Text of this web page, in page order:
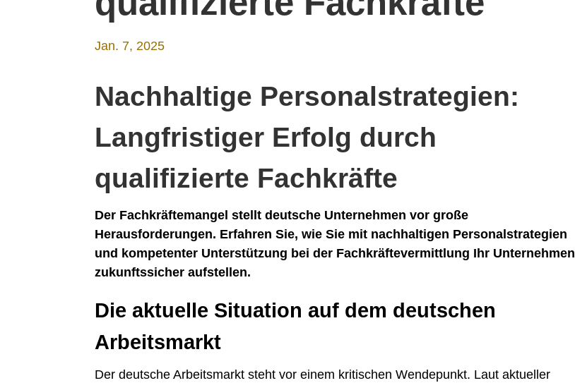
Jan. 7, 2025
Nachhaltige Personalstrategien:
Langfristiger Erfolg durch
qualifizierte Fachkräfte
Der Fachkräftemangel stellt deutsche Unternehmen vor große
Herausforderungen. Erfahren Sie, wie Sie mit nachhaltigen Personalstrategien
und kompetenter Unterstützung bei der Fachkräftevermittlung Ihr Unternehmen
zukunftssicher aufstellen.
Die aktuelle Situation auf dem deutschen
Arbeitsmarkt
Der deutsche Arbeitsmarkt steht vor einem kritischen Wendepunkt. Laut aktueller